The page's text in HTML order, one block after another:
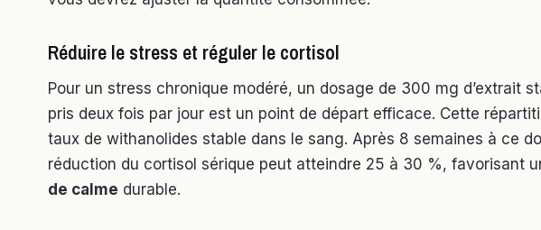
Réduire le stress et réguler le cortisol
Pour un stress chronique modéré, un dosage de 300 mg d’extrait
pris deux fois par jour est un point de départ efficace. Cette
taux de withanolides stable dans le sang. Après 8 semaines à ce
réduction du cortisol sérique peut atteindre 25 à 30 %, favorisant
de calme durable.